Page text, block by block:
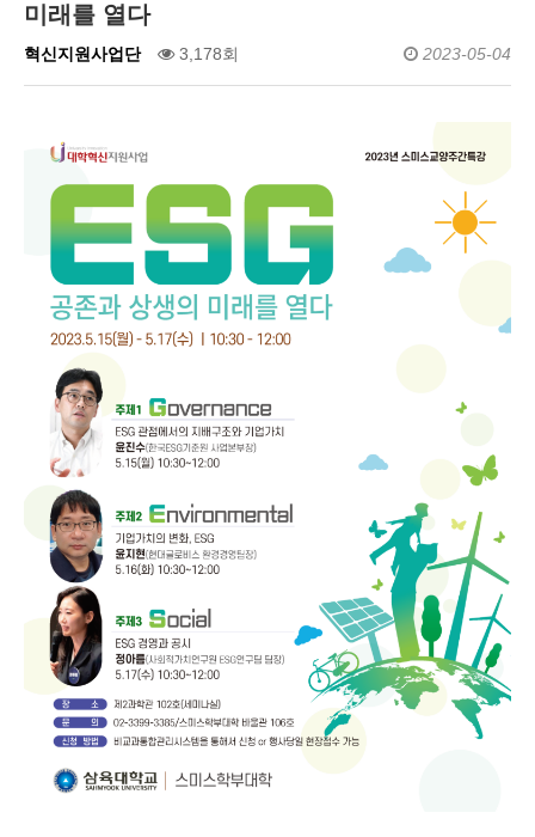
미래를 열다
혁신지원사업단 3,178회 2023-05-04